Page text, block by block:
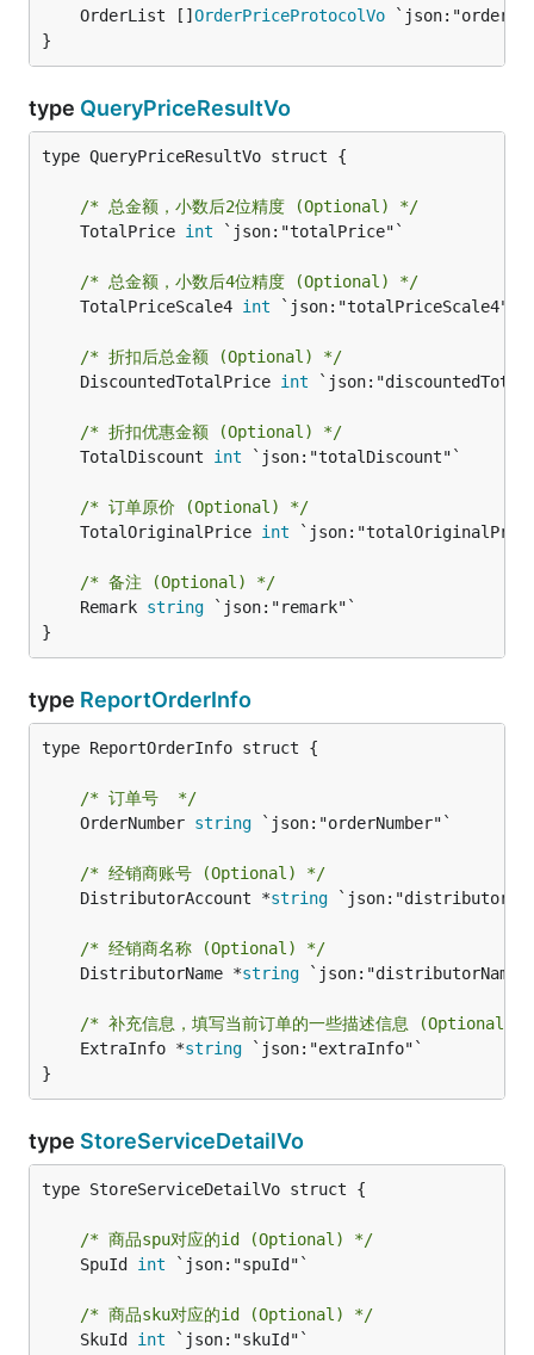
	OrderList []
OrderPriceProtocolVo
}
type QueryPriceResultVo
type QueryPriceResultVo struct {
/* 总金额，小数后2位精度 (Optional) */
	TotalPrice
int `json:"totalPrice"`
/* 总金额，小数后4位精度 (Optional) */
	TotalPriceScale4
int `json:"totalPriceScale4"`
/* 折扣后总金额 (Optional) */
	DiscountedTotalPrice
int
/* 折扣优惠金额 (Optional) */
	TotalDiscount
int `json:"totalDiscount"`
/* 订单原价 (Optional) */
	TotalOriginalPrice
int
/* 备注 (Optional) */
	Remark
string `json:"remark"`
}
type ReportOrderInfo
type ReportOrderInfo struct {
/* 订单号  */
	OrderNumber
string `json:"orderNumber"`
/* 经销商账号 (Optional) */
	DistributorAccount *
string
/* 经销商名称 (Optional) */
	DistributorName *
string
/* 补充信息，填写当前订单的一些描述信息 (Optional)
	ExtraInfo *
string `json:"extraInfo"`
}
type StoreServiceDetailVo
type StoreServiceDetailVo struct {
/* 商品spu对应的id (Optional) */
	SpuId
int `json:"spuId"`
/* 商品sku对应的id (Optional) */
	SkuId
int `json:"skuId"`